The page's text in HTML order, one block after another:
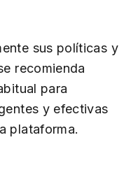
sus políticas y
recomienda
para
y efectivas
plataforma.